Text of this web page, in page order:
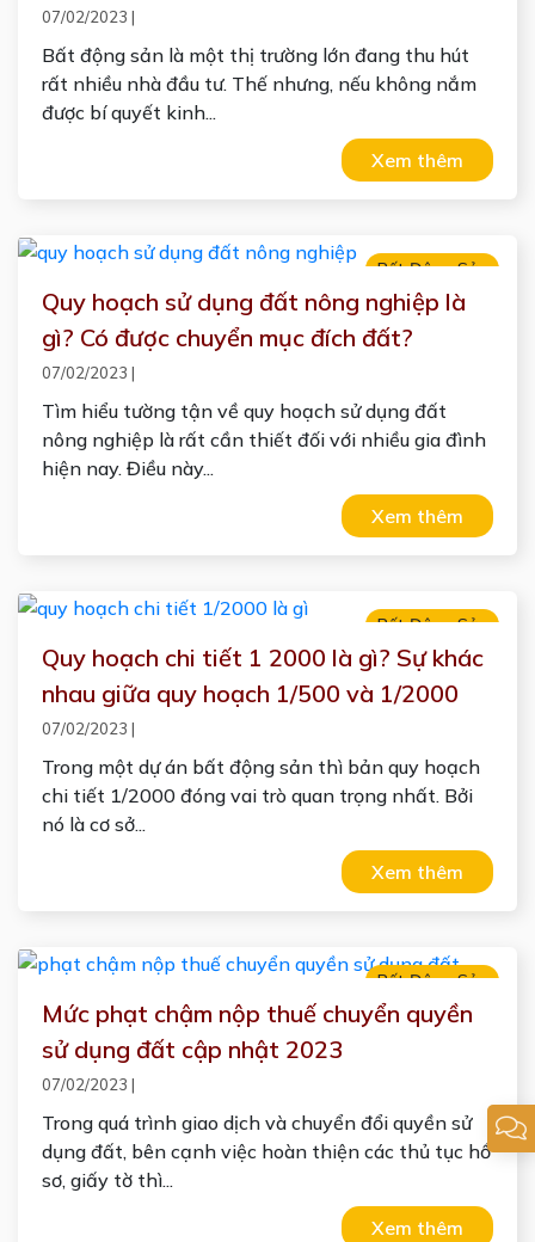
NGƯỜI MỚI BẮT ĐẦU
07/02/2023 |
Bất động sản là một thị trường lớn đang thu hút
rất nhiều nhà đầu tư. Thế nhưng, nếu không nắm
được bí quyết kinh...
Xem thêm
Bất Động Sản
Quy hoạch sử dụng đất nông nghiệp là
gì? Có được chuyển mục đích đất?
07/02/2023 |
Tìm hiểu tường tận về quy hoạch sử dụng đất
nông nghiệp là rất cần thiết đối với nhiều gia đình
hiện nay. Điều này...
Xem thêm
Bất Động Sản
Quy hoạch chi tiết 1 2000 là gì? Sự khác
nhau giữa quy hoạch 1/500 và 1/2000
07/02/2023 |
Trong một dự án bất động sản thì bản quy hoạch
chi tiết 1/2000 đóng vai trò quan trọng nhất. Bởi
nó là cơ sở...
Xem thêm
Bất Động Sản
Mức phạt chậm nộp thuế chuyển quyền
sử dụng đất cập nhật 2023
07/02/2023 |
Trong quá trình giao dịch và chuyển đổi quyền sử
dụng đất, bên cạnh việc hoàn thiện các thủ tục hồ
sơ, giấy tờ thì...
Xem thêm